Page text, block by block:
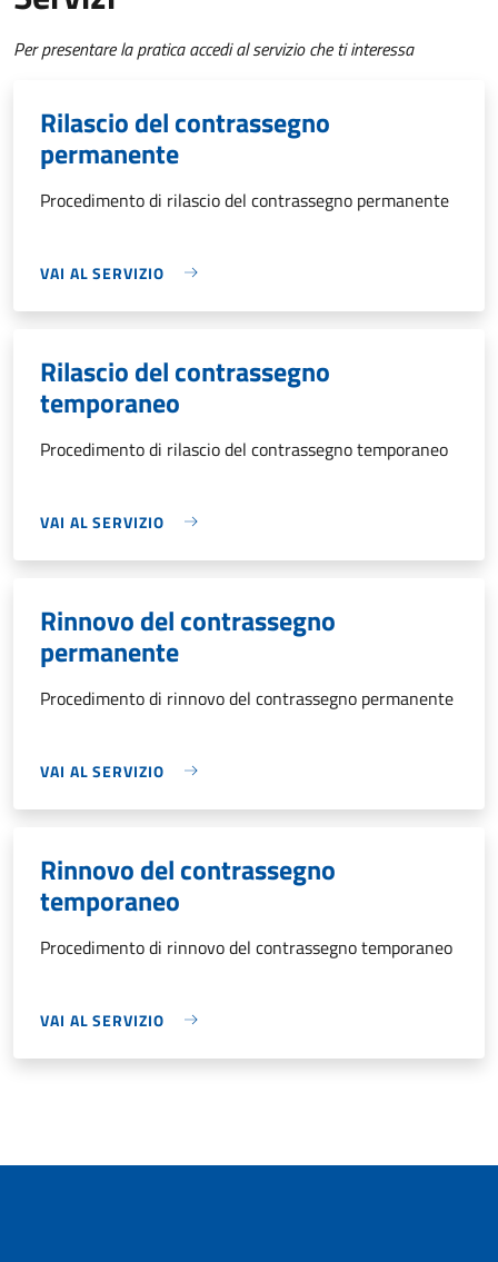
Per presentare la pratica accedi al servizio che ti interessa
Rilascio del contrassegno
permanente
Procedimento di rilascio del contrassegno permanente
VAI AL SERVIZIO
Rilascio del contrassegno
temporaneo
Procedimento di rilascio del contrassegno temporaneo
VAI AL SERVIZIO
Rinnovo del contrassegno
permanente
Procedimento di rinnovo del contrassegno permanente
VAI AL SERVIZIO
Rinnovo del contrassegno
temporaneo
Procedimento di rinnovo del contrassegno temporaneo
VAI AL SERVIZIO